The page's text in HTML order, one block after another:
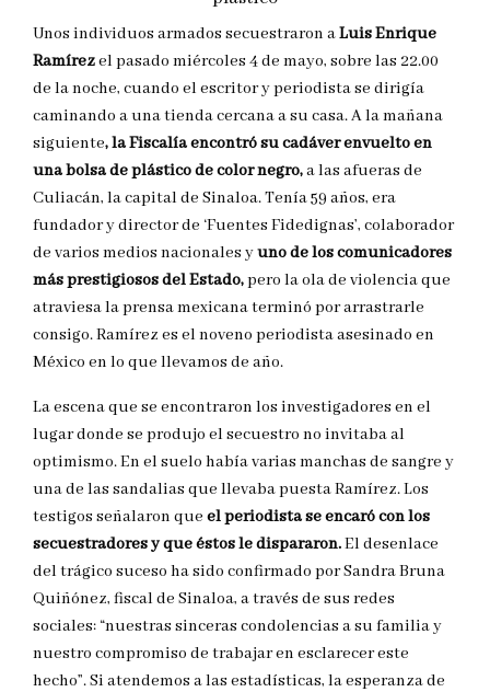
Unos individuos armados secuestraron aLuis Enrique
Ramírezel pasado miércoles 4 de mayo, sobre las 22.00
de la noche, cuando el escritor y periodista se dirigía
caminando a una tienda cercana a su casa. A la mañana
siguiente, la Fiscalía encontró su cadáver envuelto en
una bolsa de plástico de color negro,a las afueras de
Culiacán, la capital de Sinaloa. Tenía 59 años, era
fundador y director de ‘Fuentes Fidedignas’, colaborador
de varios medios nacionales yuno de los comunicadores
más prestigiosos del Estado,pero la ola de violencia que
atraviesa la prensa mexicana terminó por arrastrarle
consigo. Ramírez es el noveno periodista asesinado en
México en lo que llevamos de año.
La escena que se encontraron los investigadores en el
lugar donde se produjo el secuestro no invitaba al
optimismo. En el suelo había varias manchas de sangre y
una de las sandalias que llevaba puesta Ramírez. Los
testigos señalaron que el periodista se encaró con los
secuestradores y que éstos le dispararon.El desenlace
del trágico suceso ha sido confirmado por Sandra Bruna
Quiñónez, fiscal de Sinaloa, a través de sus redes
sociales: “nuestras sinceras condolencias a su familia y
nuestro compromiso de trabajar en esclarecer este
hecho”. Si atendemos a las estadísticas, la esperanza de